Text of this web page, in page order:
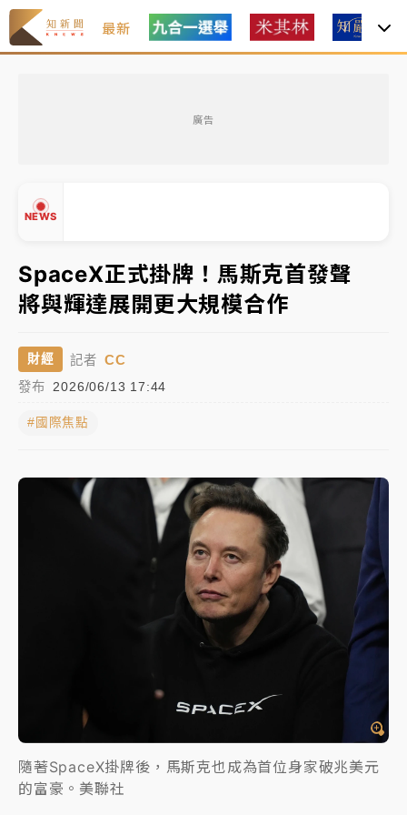
最新
廣告
NEWS
中信慈善基金會想增加董事人數！辜仲諒向法院聲請遭
駁 理由曝光
故宮《龍藏經》特展第2檔！今線上預約開賣一度塞車
周六起展出延長至晚上7時
父親節泡湯了！中颱白海豚雨彈轟3天 「紅到發紫」降
雨熱區曝
暑假過三周才推「E宿新北打卡趣」！抽獎程序複雜 觀
旅局回應了
中信慈善基金會想增加董事人數！辜仲諒向法院聲請遭
故宮《龍藏經》特展第2檔！今線上預約開賣一度塞車
台東農業處長涉圖利渡假村！東檢抗告成功 今重開羈
父親節泡湯了！中颱白海豚雨彈轟3天 「紅到發紫」降
雨熱區曝
SpaceX正式掛牌！馬斯克首發聲
將與輝達展開更大規模合作
財經 記者 CC
發布 2026/06/13 17:44
#國際焦點
隨著SpaceX掛牌後，馬斯克也成為首位身家破兆美元
的富豪。美聯社